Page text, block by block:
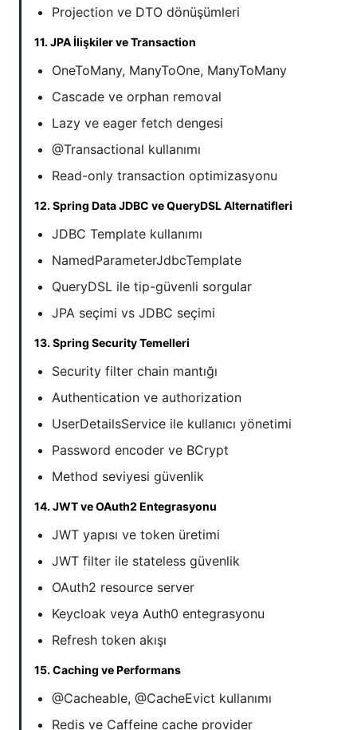
Projection ve DTO dönüşümleri
11. JPA İlişkiler ve Transaction
OneToMany, ManyToOne, ManyToMany
Cascade ve orphan removal
Lazy ve eager fetch dengesi
@Transactional kullanımı
Read-only transaction optimizasyonu
12. Spring Data JDBC ve QueryDSL Alternatifleri
JDBC Template kullanımı
NamedParameterJdbcTemplate
QueryDSL ile tip-güvenli sorgular
JPA seçimi vs JDBC seçimi
13. Spring Security Temelleri
Security filter chain mantığı
Authentication ve authorization
UserDetailsService ile kullanıcı yönetimi
Password encoder ve BCrypt
Method seviyesi güvenlik
14. JWT ve OAuth2 Entegrasyonu
JWT yapısı ve token üretimi
JWT filter ile stateless güvenlik
OAuth2 resource server
Keycloak veya Auth0 entegrasyonu
Refresh token akışı
15. Caching ve Performans
@Cacheable, @CacheEvict kullanımı
Redis ve Caffeine cache provider